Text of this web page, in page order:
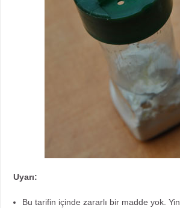
Uyarı:
Bu tarifin içinde zararlı bir madde yok.